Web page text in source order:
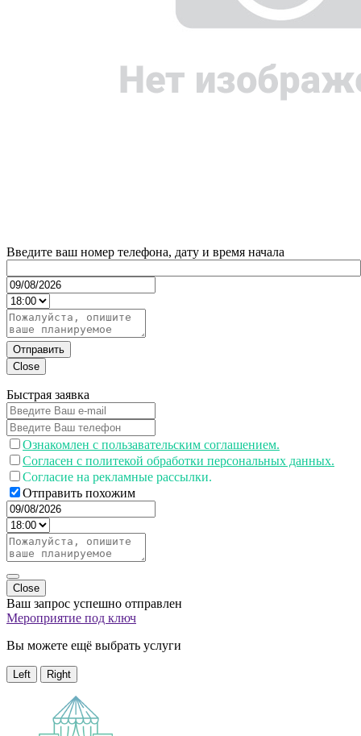
Введите ваш номер телефона, дату и время начала
Отправить
Close
Быстрая заявка
Ознакомлен с пользавательским соглашением.
Согласен с политекой обработки персональных данных.
Согласие на рекламные рассылки.
Отправить похожим
Close
Ваш запрос успешно отправлен
Мероприятие под ключ
Вы можете ещё выбрать услуги
Left Right